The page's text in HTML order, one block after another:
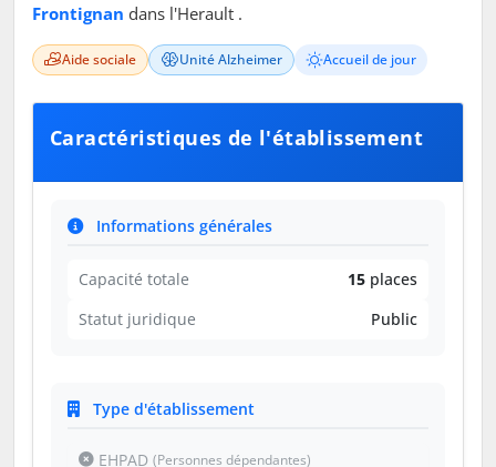
Frontignan dans l'Herault .
Aide sociale Unité Alzheimer Accueil de jour
Caractéristiques de l'établissement
Informations générales
Capacité totale 15 places
Statut juridique
Public
Type d'établissement
EHPAD (Personnes dépendantes)